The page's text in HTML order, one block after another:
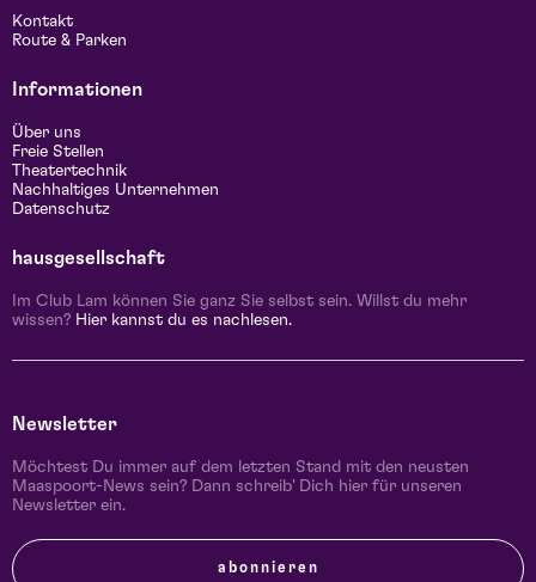
Kontakt
Route & Parken
Informationen
Über uns
Freie Stellen
Theatertechnik
Nachhaltiges Unternehmen
Datenschutz
hausgesellschaft
Im Club Lam können Sie ganz Sie selbst sein. Willst du mehr
wissen? Hier kannst du es nachlesen.
Newsletter
Möchtest Du immer auf dem letzten Stand mit den neusten
Maaspoort-News sein? Dann schreib' Dich hier für unseren
Newsletter ein.
abonnieren